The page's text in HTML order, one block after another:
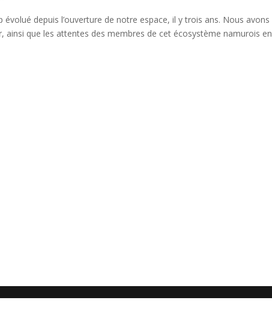
depuis l’ouverture de notre espace, il y trois ans. Nous avons
ainsi que les attentes des membres de cet écosystème namurois en